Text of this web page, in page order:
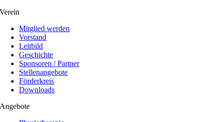
Verein
Mitglied werden
Vorstand
Leitbild
Geschichte
Sponsoren / Partner
Stellenangebote
Förderkreis
Downloads
Angebote